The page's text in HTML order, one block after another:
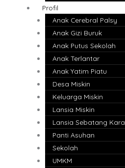
Profil
Anak Cerebral Palsy
Anak Gizi Buruk
Anak Putus Sekolah
Anak Terlantar
Anak Yatim Piatu
Desa Miskin
Keluarga Miskin
Lansia Miskin
Lansia Sebatang Kara
Panti Asuhan
Sekolah
UMKM